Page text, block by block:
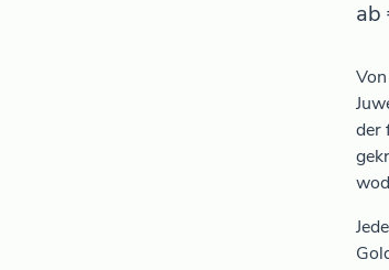
ab
der